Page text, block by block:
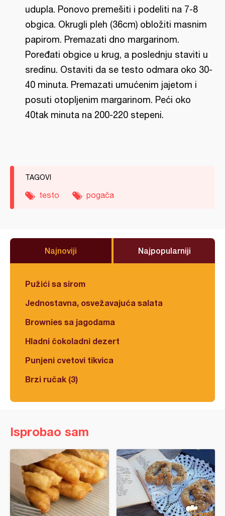
udupla. Ponovo premešiti i podeliti na 7-8
obgica. Okrugli pleh (36cm) obložiti masnim
papirom. Premazati dno margarinom.
Poređati obgice u krug, a poslednju staviti u
sredinu. Ostaviti da se testo odmara oko 30-
40 minuta. Premazati umućenim jajetom i
posuti otopljenim margarinom. Peći oko
40tak minuta na 200-220 stepeni.
TAGOVI
testo pogača
Najnoviji Najpopularniji
Pužići sa sirom
Jednostavna, osvežavajuća salata
Brownies sa jagodama
Hladni čokoladni dezert
Punjeni cvetovi tikvica
Brzi ručak (3)
Isprobao sam